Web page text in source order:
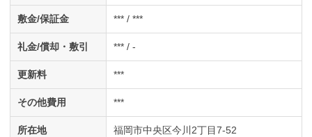
敷金/保証金 *** / ***
礼金/償却・敷引 *** / -
更新料 ***
その他費用 ***
所在地 福岡市中央区今川2丁目7-52